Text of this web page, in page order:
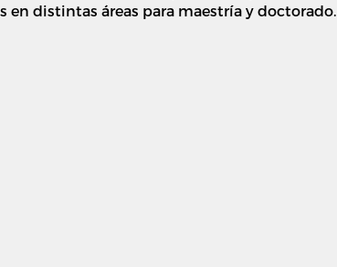
en distintas áreas para maestría y doctorado.